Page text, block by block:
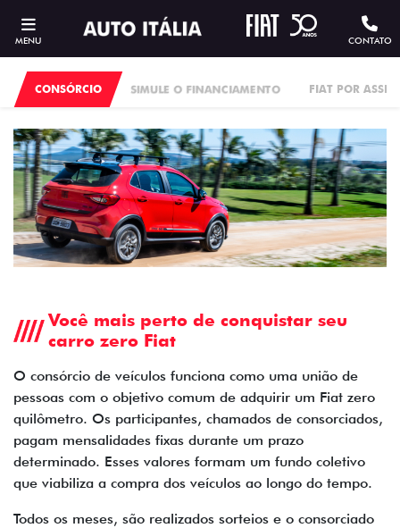
MENU CONTATO
SIMULE O FINANCIAMENTO FIAT POR
CONSÓRCIO
Você mais perto de conquistar seu
carro zero Fiat
O consórcio de veículos funciona como uma união de
pessoas com o objetivo comum de adquirir um Fiat zero
quilômetro. Os participantes, chamados de consorciados,
pagam mensalidades fixas durante um prazo
determinado. Esses valores formam um fundo coletivo
que viabiliza a compra dos veículos ao longo do tempo.
Todos os meses, são realizados sorteios e o consorciado